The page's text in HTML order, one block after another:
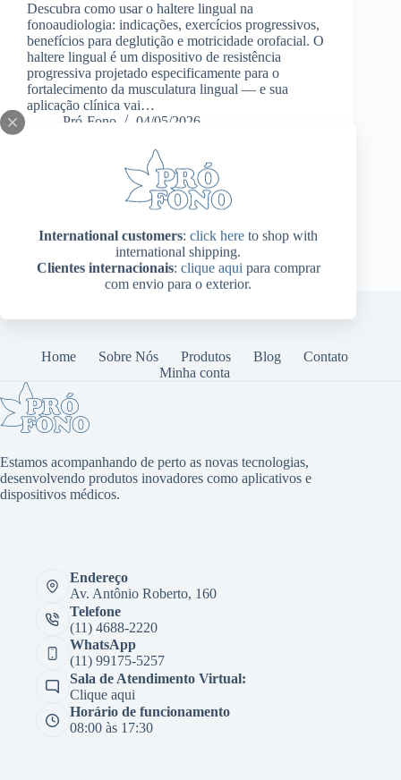
International customers: click here to shop with
international shipping.
Clientes internacionais: clique aqui para comprar
com envio para o exterior.
Descubra como usar o haltere lingual na
fonoaudiologia: indicações, exercícios progressivos,
benefícios para deglutição e motricidade orofacial. O
haltere lingual é um dispositivo de resistência
progressiva projetado especificamente para o
fortalecimento da musculatura lingual — e sua
aplicação clínica vai…
Pró-Fono
04/05/2026
Home Sobre Nós Produtos Blog
Contato
Minha conta
Estamos acompanhando de perto as novas tecnologias,
desenvolvendo produtos inovadores como aplicativos e
dispositivos médicos.
Endereço
Av. Antônio Roberto, 160
Telefone
(11) 4688-2220
WhatsApp
(11) 99175-5257
Sala de Atendimento Virtual:
Clique aqui
Horário de funcionamento
08:00 às 17:30